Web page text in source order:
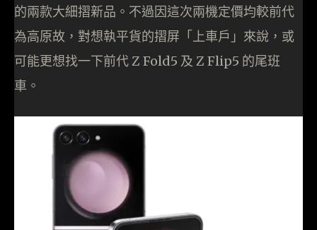
的兩款大細摺新品。不過因這次兩機定價均較前代
為高原故，對想執平貨的摺屏「上車戶」來說，或
可能更想找一下前代 Z Fold5 及 Z Flip5 的尾班
車。